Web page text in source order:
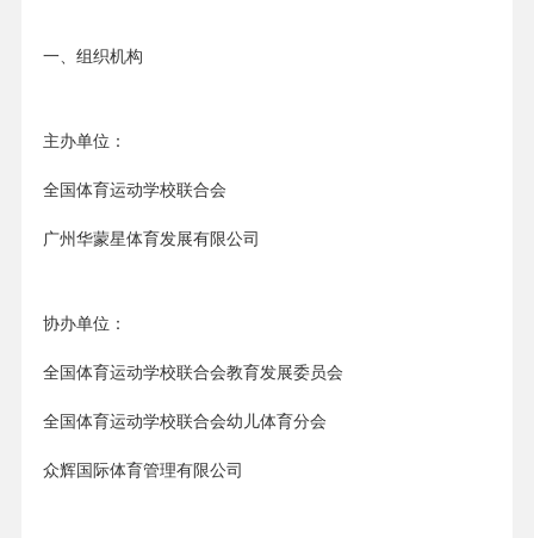
一、组织机构
主办单位：
全国体育运动学校联合会
广州华蒙星体育发展有限公司
协办单位：
全国体育运动学校联合会教育发展委员会
全国体育运动学校联合会幼儿体育分会
众辉国际体育管理有限公司